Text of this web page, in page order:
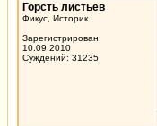
Горсть листьев
Фикус, Историк
Зарегистрирован:
10.09.2010
Суждений: 31235